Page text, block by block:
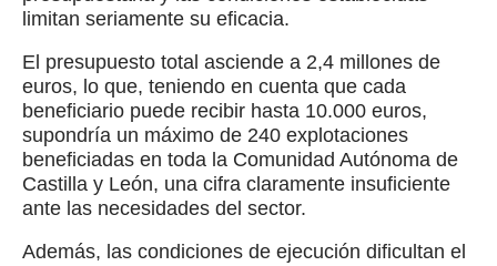
limitan seriamente su eficacia.
El presupuesto total asciende a 2,4 millones de
euros, lo que, teniendo en cuenta que cada
beneficiario puede recibir hasta 10.000 euros,
supondría un máximo de 240 explotaciones
beneficiadas en toda la Comunidad Autónoma de
Castilla y León, una cifra claramente insuficiente
ante las necesidades del sector.
Además, las condiciones de ejecución dificultan el